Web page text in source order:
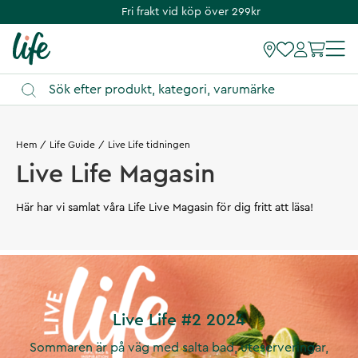
Fri frakt vid köp över 299kr
Hem Life Guide Live Life tidningen
Live Life Magasin
Här har vi samlat våra Life Live Magasin för dig fritt att läsa!
Live Life #2 2024
Sommaren är på väg med salta bad, uteserveringar,